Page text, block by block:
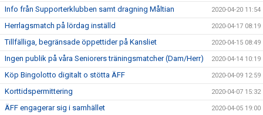
Info från Supporterklubben samt dragning Måltian 2020-04-20 11:54
Herrlagsmatch på lördag inställd 2020-04-17 08:19
Tillfälliga, begränsade öppettider på Kansliet 2020-04-15 08:49
Ingen publik på våra Seniorers träningsmatcher (Dam/Herr) 2020-04-14 10:19
Köp Bingolotto digitalt o stötta ÄFF 2020-04-09 12:59
Korttidspermittering 2020-04-07 15:32
ÄFF engagerar sig i samhället 2020-04-05 19:00